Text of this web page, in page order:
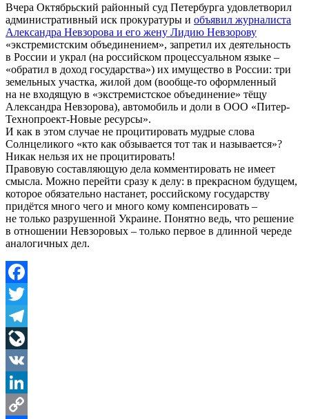
Вчера Октябрьский районный суд Петербурга удовлетворил
административный иск прокуратуры и объявил журналиста
Александра Невзорова и его жену Лидию Невзорову
«экстремистским объединением», запретил их деятельность
в России и украл (на российском процессуальном языке –
«обратил в доход государства») их имущество в России: три
земельных участка, жилой дом (вообще-то оформленный
на не входящую в «экстремистское объединение» тёщу
Александра Невзорова), автомобиль и доли в ООО «Питер-
Технопроект-Новые ресурсы».
И как в этом случае не процитировать мудрые слова
Солнцеликого «кто как обзывается тот так и называется»?
Никак нельзя их не процитировать!
Правовую составляющую дела комментировать не имеет
смысла. Можно перейти сразу к делу: в прекрасном будущем,
которое обязательно настанет, российскому государству
придётся много чего и много кому компенсировать –
не только разрушенной Украине. Понятно ведь, что решение
в отношении Невзоровых – только первое в длинной череде
аналогичных дел.
Facebook
Twitter
Telegram
LiveJournal
VK
LinkedIn